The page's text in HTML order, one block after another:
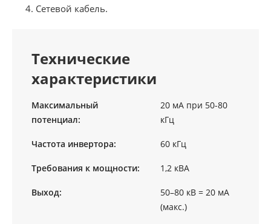
Сетевой кабель.
Технические
характеристики
Максимальный
потенциал:
20 мА при 50-80
кГц
Частота инвертора: 60 кГц
Требования к мощности: 1,2 кВА
Выход:
50–80 кВ = 20 мА
(макс.)